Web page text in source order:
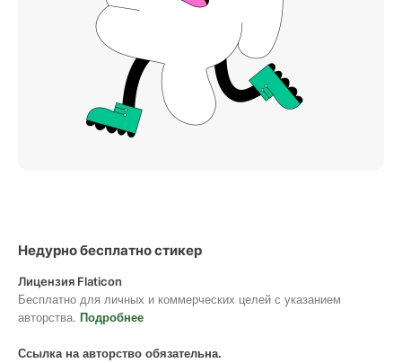
Недурно бесплатно стикер
Лицензия Flaticon
Бесплатно для личных и коммерческих целей с указанием
авторства. Подробнее
Ссылка на авторство обязательна.